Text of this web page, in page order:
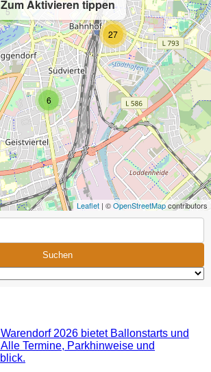
Zum Aktivieren tippen
6
27
5
Leaflet | ©OpenStreetMapcontributors
Suchen